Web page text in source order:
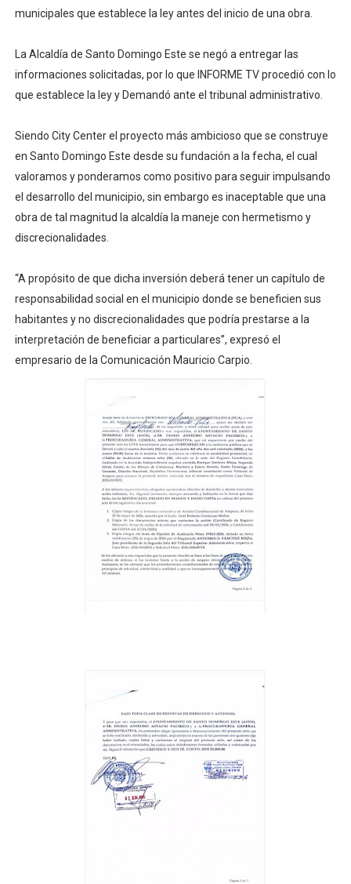
municipales que establece la ley antes del inicio de una obra.
La Alcaldía de Santo Domingo Este se negó a entregar las
informaciones solicitadas, por lo que INFORME TV procedió con lo
que establece la ley y Demandó ante el tribunal administrativo.
Siendo City Center el proyecto más ambicioso que se construye
en Santo Domingo Este desde su fundación a la fecha, el cual
valoramos y ponderamos como positivo para seguir impulsando
el desarrollo del municipio, sin embargo es inaceptable que una
obra de tal magnitud la alcaldía la maneje con hermetismo y
discrecionalidades.
“A propósito de que dicha inversión deberá tener un capítulo de
responsabilidad social en el municipio donde se beneficien sus
habitantes y no discrecionalidades que podría prestarse a la
interpretación de beneficiar a particulares”, expresó el
empresario de la Comunicación Mauricio Carpio.